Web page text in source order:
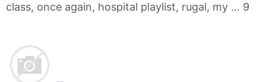
class, once again, hospital playlist, rugal, my … 9